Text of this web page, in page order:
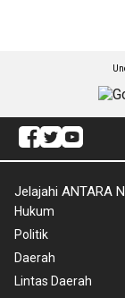
Jelajahi ANTARA
Hukum
Politik
Daerah
Lintas Daerah